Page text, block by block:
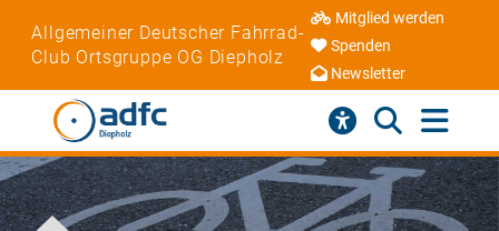
Allgemeiner Deutscher Fahrrad-
Club Ortsgruppe OG Diepholz
Mitglied werden
Spenden
Newsletter